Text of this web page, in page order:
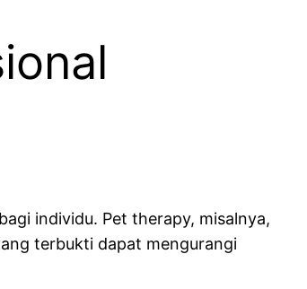
individu. Pet therapy, misalnya,
terbukti dapat mengurangi